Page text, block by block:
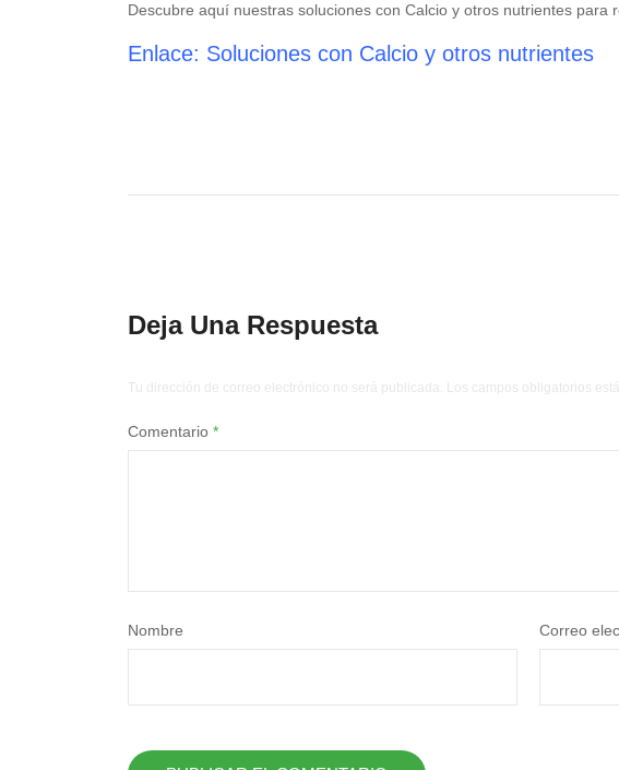
Descubre aquí nuestras soluciones con Calcio y otros nutrientes para
Enlace: Soluciones con Calcio y otros nutrientes
Deja Una Respuesta
Tu dirección de correo electrónico no será publicada. Los campos obligatorios
Comentario *
Nombre Correo